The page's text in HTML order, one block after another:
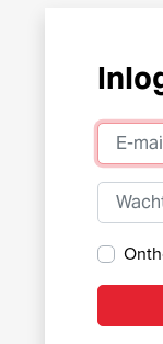
E-mail